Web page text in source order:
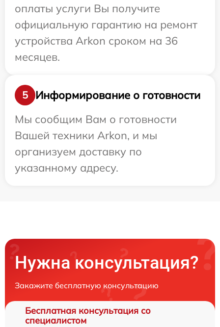
оплаты услуги Вы получите
официальную гарантию на ремонт
устройства Arkon сроком на 36
месяцев.
5
Информирование о готовности
Мы сообщим Вам о готовности
Вашей техники Arkon, и мы
организуем доставку по
указанному адресу.
Нужна консультация?
Закажите бесплатную консультацию
Бесплатная консультация со
специалистом